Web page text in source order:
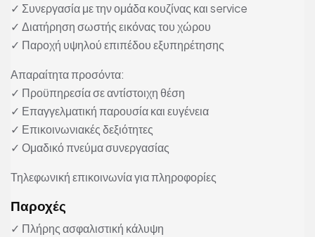
✓ Συνεργασία με την ομάδα κουζίνας και service
✓ Διατήρηση σωστής εικόνας του χώρου
✓ Παροχή υψηλού επιπέδου εξυπηρέτησης
Απαραίτητα προσόντα:
✓ Προϋπηρεσία σε αντίστοιχη θέση
✓ Επαγγελματική παρουσία και ευγένεια
✓ Επικοινωνιακές δεξιότητες
✓ Ομαδικό πνεύμα συνεργασίας
Τηλεφωνική επικοινωνία για πληροφορίες
Παροχές
✓ Πλήρης ασφαλιστική κάλυψη